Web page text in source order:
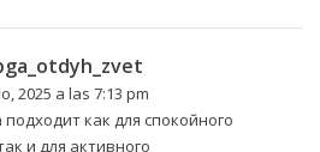
2025 a las 7:13 pm
подходит как для спокойного
и для активного